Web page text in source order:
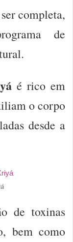
completa,
de
é rico em
o corpo
desde a
de toxinas
bem como